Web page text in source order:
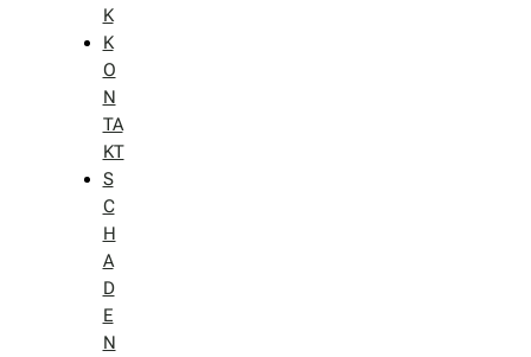
K
K
O
N
TA
KT
S
C
H
A
D
E
N